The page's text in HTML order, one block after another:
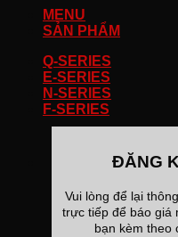
MENU
SẢN PHẨM
Q-SERIES
E-SERIES
N-SERIES
F-SERIES
ĐĂNG
Vui lòng để lại
trực tiếp để báo giá
bạn kèm theo